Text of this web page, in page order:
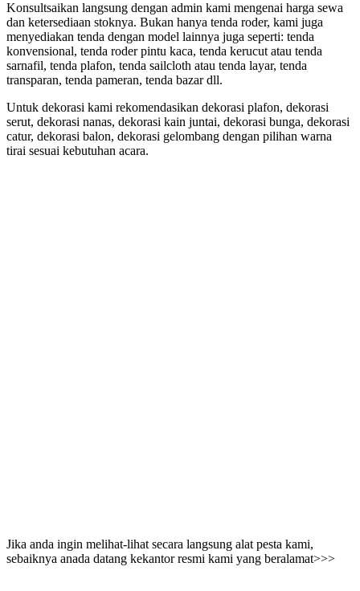
Konsultsaikan langsung dengan admin kami mengenai harga sewa
dan ketersediaan stoknya. Bukan hanya tenda roder, kami juga
menyediakan tenda dengan model lainnya juga seperti: tenda
konvensional, tenda roder pintu kaca, tenda kerucut atau tenda
sarnafil, tenda plafon, tenda sailcloth atau tenda layar, tenda
transparan, tenda pameran, tenda bazar dll.
Untuk dekorasi kami rekomendasikan dekorasi plafon, dekorasi
serut, dekorasi nanas, dekorasi kain juntai, dekorasi bunga, dekorasi
catur, dekorasi balon, dekorasi gelombang dengan pilihan warna
tirai sesuai kebutuhan acara.
Jika anda ingin melihat-lihat secara langsung alat pesta kami,
sebaiknya anada datang kekantor resmi kami yang beralamat>>>